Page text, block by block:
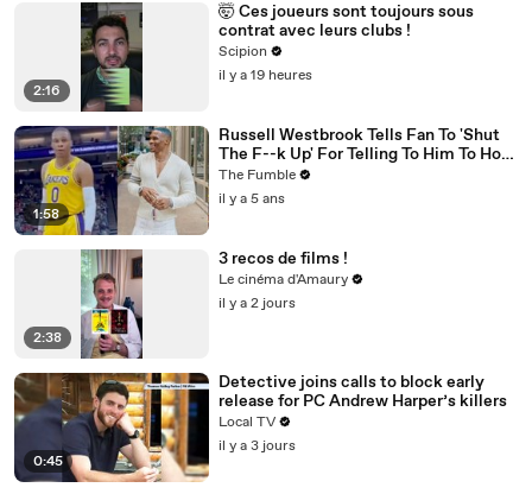
2:16
🤯 Ces joueurs sont toujours sous
contrat avec leurs clubs !
Scipion
il y a 19 heures
1:58
Russell Westbrook Tells Fan To 'Shut
The F--k Up' For Telling To Him To How
To Play Better
The Fumble
il y a 5 ans
2:38
3 recos de films !
Le cinéma d'Amaury
il y a 2 jours
0:45
Detective joins calls to block early
release for PC Andrew Harper’s killers
Local TV
il y a 3 jours